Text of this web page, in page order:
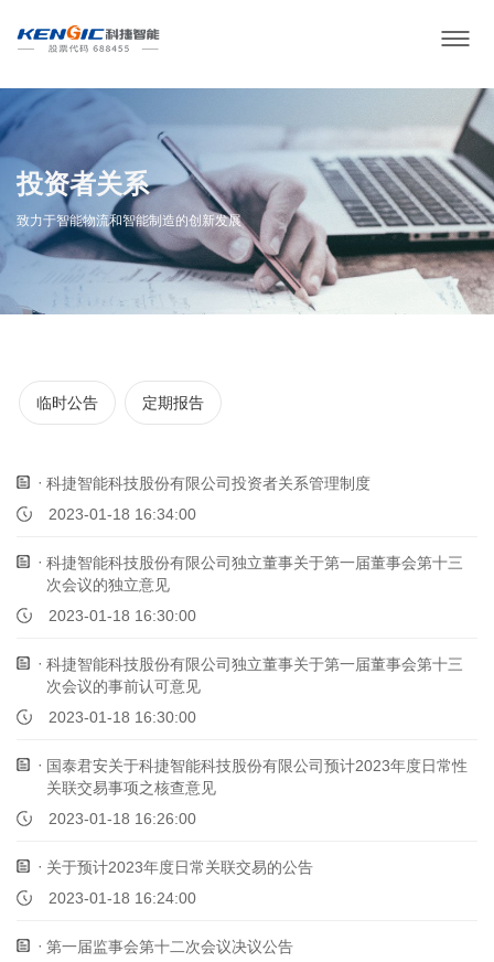
投资者关系
致力于智能物流和智能制造的创新发展
临时公告 定期报告
科捷智能科技股份有限公司投资者关系管理制度
2023-01-18 16:34:00
科捷智能科技股份有限公司独立董事关于第一届董事会第十三
次会议的独立意见
2023-01-18 16:30:00
科捷智能科技股份有限公司独立董事关于第一届董事会第十三
次会议的事前认可意见
2023-01-18 16:30:00
国泰君安关于科捷智能科技股份有限公司预计2023年度日常性
关联交易事项之核查意见
2023-01-18 16:26:00
关于预计2023年度日常关联交易的公告
2023-01-18 16:24:00
第一届监事会第十二次会议决议公告